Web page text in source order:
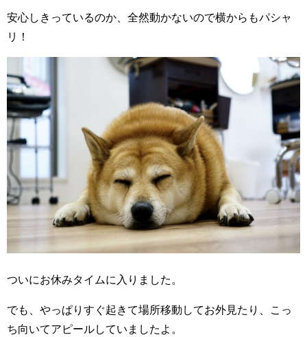
安心しきっているのか、全然動かないので横からもパシャ
リ！
ついにお休みタイムに入りました。
でも、やっぱりすぐ起きて場所移動してお外見たり、こっ
ち向いてアピールしていましたよ。